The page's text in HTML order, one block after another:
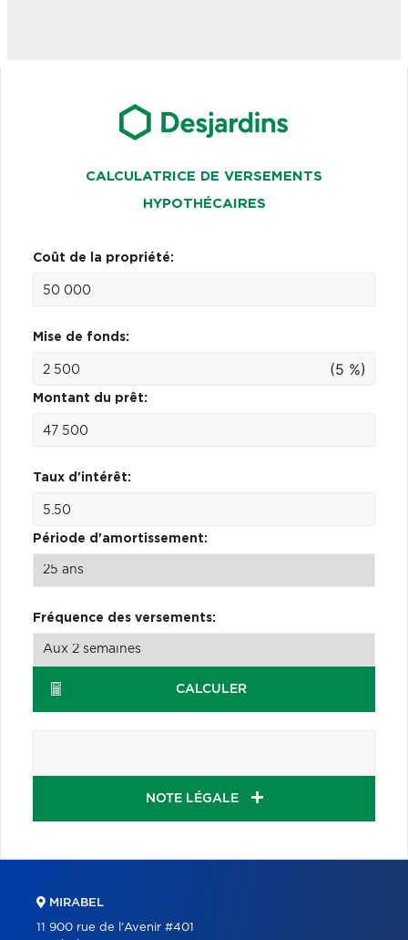
CALCULATRICE DE VERSEMENTS
HYPOTHÉCAIRES
Coût de la propriété:
Mise de fonds:
(5 %)
Montant du prêt:
Taux d'intérêt:
Période d'amortissement:
Fréquence des versements:
CALCULER
NOTE LÉGALE
MIRABEL
11 900 rue de l'Avenir #401